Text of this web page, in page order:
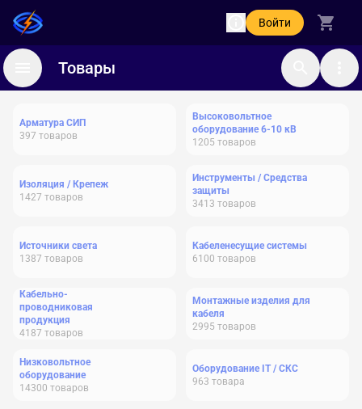
Войти
Товары
Арматура СИП
397 товаров
Высоковольтное
оборудование 6-10 кВ
1205 товаров
Изоляция / Крепеж
1427 товаров
Инструменты / Средства
защиты
3413 товаров
Источники света
1387 товаров
Кабеленесущие системы
6100 товаров
Кабельно-
проводниковая
продукция
4187 товаров
Монтажные изделия для
кабеля
2995 товаров
Низковольтное
оборудование
14300 товаров
Оборудование IT / СКС
963 товара